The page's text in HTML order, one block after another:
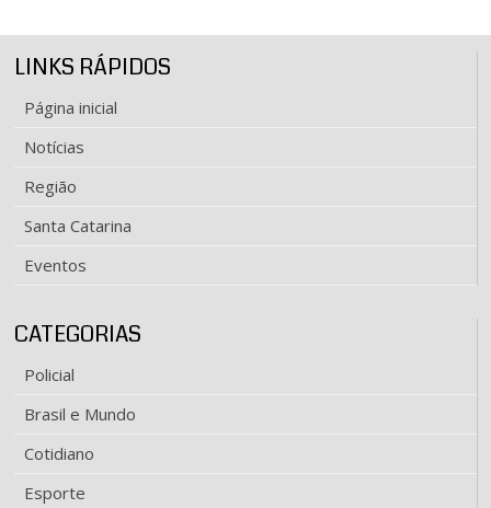
LINKS RÁPIDOS
Página inicial
Notícias
Região
Santa Catarina
Eventos
CATEGORIAS
Policial
Brasil e Mundo
Cotidiano
Esporte